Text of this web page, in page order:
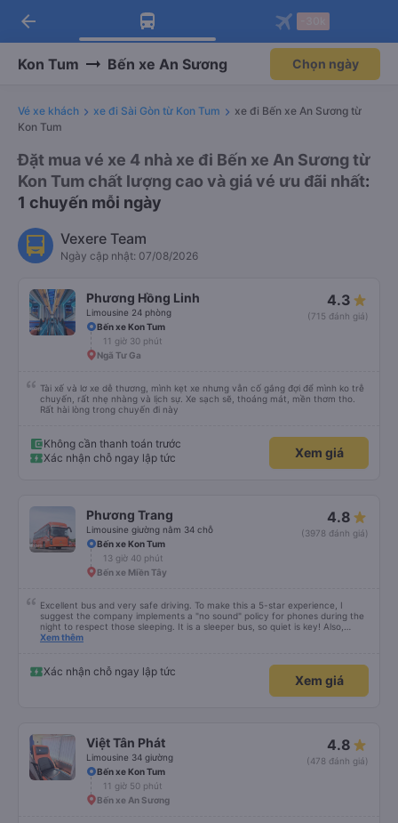
Tải app Vexere ngay!
Nhận ưu đãi thành viên độc
Mở app
Tải app Vexere
-30k/ghế khi đặt vé máy bay qua
Mở app
arrow_back
Kon Tum Bến xe An Sương Chọn ngày
Vé xe khách xe đi Sài Gòn từ Kon Tum
xe đi Bến xe An Sương từ
Kon Tum
Đặt mua vé xe 4 nhà xe đi Bến xe An Sương từ
Kon Tum chất lượng cao và giá vé ưu đãi nhất:
1 chuyến mỗi ngày
Vexere Team
Ngày cập nhật: 07/08/2026
Phương Hồng Linh
Limousine 24 phòng
4.3
(715 đánh giá)
Bến xe Kon Tum
11 giờ 30 phút
Ngã Tư Ga
Tài xế và lơ xe dễ thương, mình kẹt xe nhưng vẫn cố gắng đợi để mình ko trễ
chuyến, rất nhẹ nhàng và lịch sự. Xe sạch sẽ, thoáng mát, mền thơm tho.
Rất hài lòng trong chuyến đi này
Không cần thanh toán trước
Xác nhận chỗ ngay lập tức
Xem giá
Phương Trang
Limousine giường nằm 34 chỗ
4.8
(3978 đánh giá)
Bến xe Kon Tum
13 giờ 40 phút
Bến xe Miền Tây
Excellent bus and very safe driving. To make this a 5-star experience, I
suggest the company implements a "no sound" policy for phones during the
night to respect those sleeping. It is a sleeper bus, so quiet is key! Also,
please display the Wi-Fi password clearly inside the cabin for convenience. I
quy định rõ ràng về việc giữ im lặng (tắt âm thanh điện thoại) vào ban đêm
để tránh làm phiền hành khách khác ngủ. Ngoài ra, nhà xe nên dán sẵn mật
khẩu Wi-Fi trong xe để hành khách dễ dàng sử dụng. Tôi vẫn sẽ tiếp tục ủng
Xem thêm
Xác nhận chỗ ngay lập tức
Xem giá
Việt Tân Phát
Limousine 34 giường
4.8
(478 đánh giá)
Bến xe Kon Tum
11 giờ 50 phút
Bến xe An Sương